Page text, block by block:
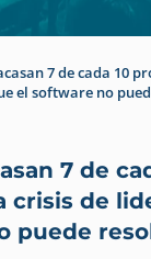
7 de cada 10
el software no
7 de
crisis de
puede